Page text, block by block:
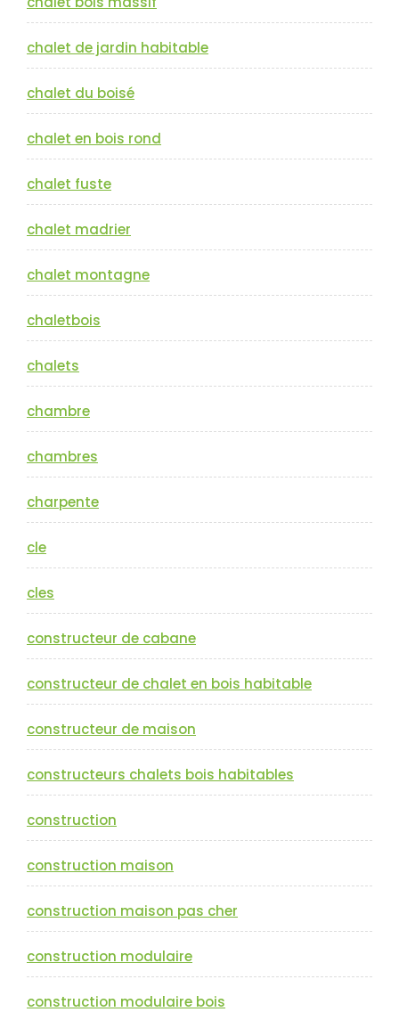
chalet de jardin habitable
chalet du boisé
chalet en bois rond
chalet fuste
chalet madrier
chalet montagne
chaletbois
chalets
chambre
chambres
charpente
cle
cles
constructeur de cabane
constructeur de chalet en bois habitable
constructeur de maison
constructeurs chalets bois habitables
construction
construction maison
construction maison pas cher
construction modulaire
construction modulaire bois